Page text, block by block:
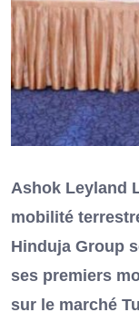
Ashok Leyland
mobilité
Hinduja Group
ses premiers
sur le marché